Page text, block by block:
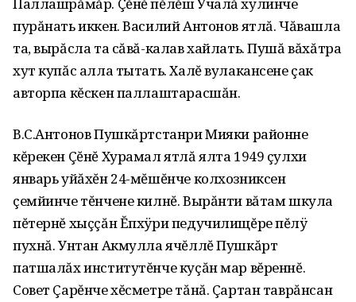
пурăнать иккен. Василий Антонов ятлă. Чăвашла
та, вырăсла та сăвă-калав хайлать. Пушă вăхăтра
хут купăс алла тытать. Халĕ вулакансене çак
авторпа кĕскен паллаштарасшăн.
В.С.Антонов Пушкăртстанри Мияки районне
кĕрекен Çĕнĕ Хурамал ятлă ялта 1949 çулхи
январь уйăхĕн 24-мĕшĕнче колхозниксен
çемйинче тĕнчене килнĕ. Вырăнти вăтам шкула
пĕтернĕ хыççăн Ĕпхÿри педучилищĕре пĕлÿ
пухнă. Унтан Акмулла ячĕллĕ Пушкăрт
патшалăх институтĕнче куçăн мар вĕреннĕ.
Совет Çарĕнче хĕсметре тăнă. Çартан таврăнсан